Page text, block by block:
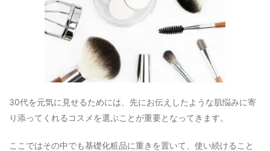
30代を元気に見せるためには、先にお伝えしたような肌悩みに寄
り添ってくれるコスメを選ぶことが重要となってきます。
ここではその中でも基礎化粧品に重きを置いて、使い続けること